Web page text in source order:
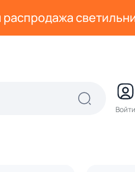
распродажа
Войти